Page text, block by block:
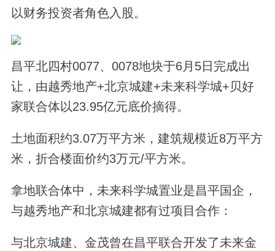
以财务投资者角色入股。
昌平北四村0077、0078地块于6月5日完成出
让，由越秀地产+北京城建+未来科学城+贝好
家联合体以23.95亿元底价摘得。
土地面积约3.07万平方米，建筑规模近8万平方
米，折合楼面价约3万元/平方米。
拿地联合体中，未来科学城置业是昌平国企，
与越秀地产和北京城建都有过项目合作：
与北京城建、金茂曾在昌平联合开发了未来金